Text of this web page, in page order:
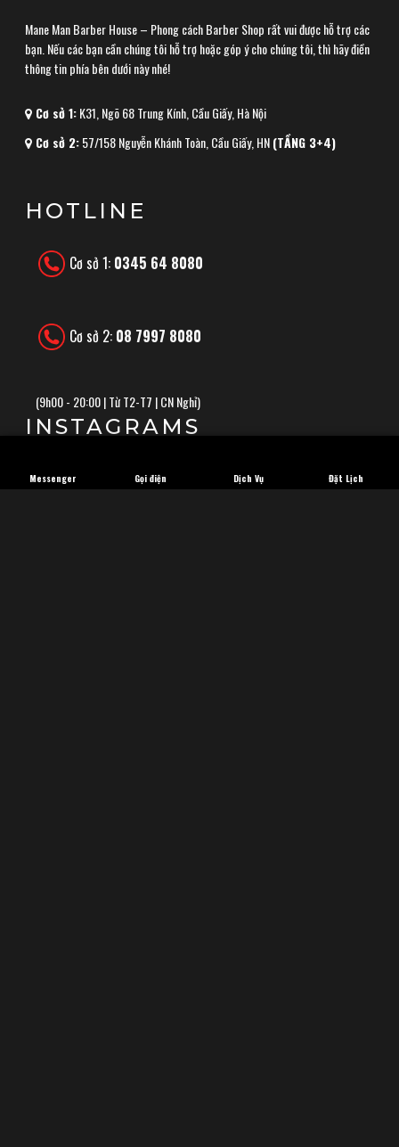
Mane Man Barber House – Phong cách Barber Shop rất vui được hỗ trợ các
bạn. Nếu các bạn cần chúng tôi hỗ trợ hoặc góp ý cho chúng tôi, thì hãy điền
thông tin phía bên dưới này nhé!
Cơ sở 1:K31, Ngõ 68 Trung Kính, Cầu Giấy, Hà Nội
Cơ sở 2:57/158 Nguyễn Khánh Toàn, Cầu Giấy, HN(TẦNG 3+4)
HOTLINE
Cơ sở 1: 0345 64 8080
Cơ sở 2: 08 7997 8080
(9h00 - 20:00 | Từ T2-T7 | CN Nghỉ)
INSTAGRAMS
Đặt Lịch
Dịch Vụ
Gọi điện
Messenger